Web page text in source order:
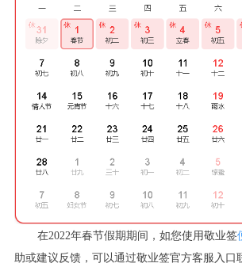
在2022年春节假期期间，如您使用敬业签
助或建议反馈，可以通过敬业签官方客服入口